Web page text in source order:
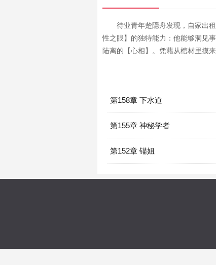
待业青年楚隱舟发现，自家出
性之眼】的独特能力：他能够洞见
陆离的【心相】。凭藉从棺材里摸
第158章 下水道
第155章 神秘学者
第152章 锚姐